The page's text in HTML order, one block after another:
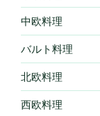
中欧料理
バルト料理
北欧料理
西欧料理